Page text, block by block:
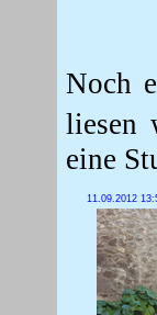
Noch
liesen
eine
11.09.2012